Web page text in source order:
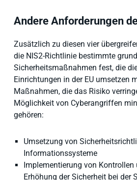
Andere Anforderungen
Zusätzlich zu diesen vier
die NIS2-Richtlinie bestimmte
Sicherheitsmaßnahmen fest, die
Einrichtungen in der EU umsetzen
Maßnahmen, die das Risiko
Möglichkeit von Cyberangriffen
gehören:
Umsetzung von
Informationssysteme
Implementierung von
Erhöhung der Sicherheit bei der